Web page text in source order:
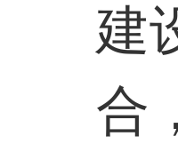
建
合